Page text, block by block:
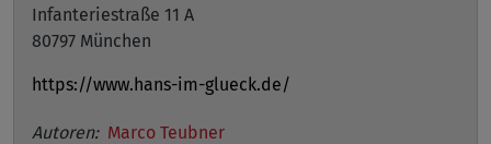
Infanteriestraße 11 A
80797 München
https://www.hans-im-glueck.de/
Autoren: Marco Teubner